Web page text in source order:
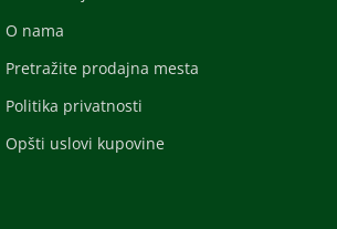
O nama
Pretražite prodajna mesta
Politika privatnosti
Opšti uslovi kupovine